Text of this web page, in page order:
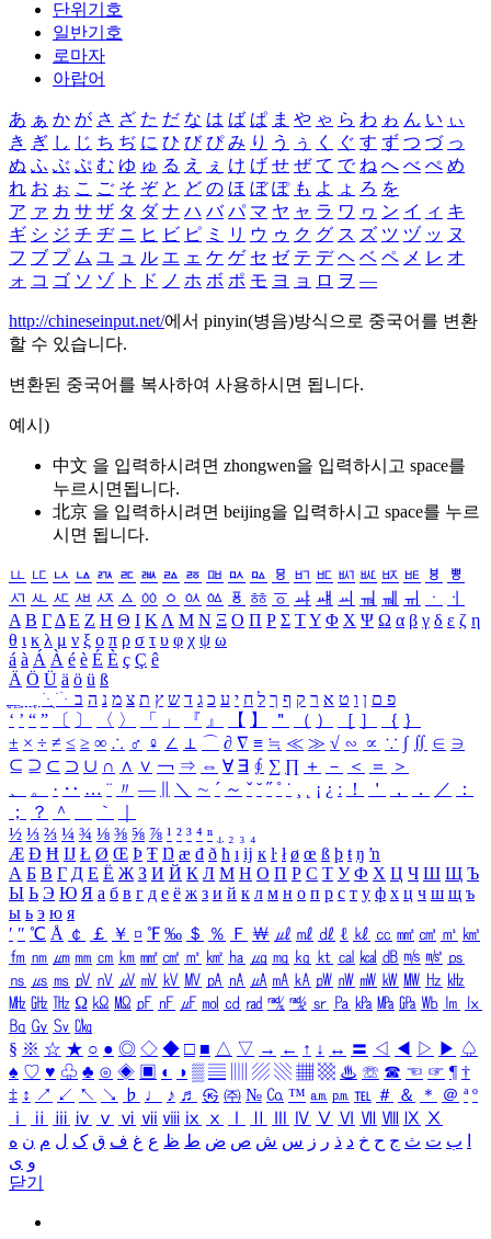
단위기호
일반기호
로마자
아랍어
あ ぁ か が さ ざ た だ な は ば ぱ ま や ゃ ら わ ゎ ん い ぃ
き ぎ し じ ち ぢ に ひ び ぴ み り う ぅ く ぐ す ず つ づ っ
ぬ ふ ぶ ぷ む ゆ ゅ る え ぇ け げ せ ぜ て で ね へ べ ぺ め
れ お ぉ こ ご そ ぞ と ど の ほ ぼ ぽ も よ ょ ろ を
ア ァ カ サ ザ タ ダ ナ ハ バ パ マ ヤ ャ ラ ワ ヮ ン イ ィ キ
ギ シ ジ チ ヂ ニ ヒ ビ ピ ミ リ ウ ゥ ク グ ス ズ ツ ヅ ッ ヌ
フ ブ プ ム ユ ュ ル エ ェ ケ ゲ セ ゼ テ デ ヘ ベ ペ メ レ オ
ォ コ ゴ ソ ゾ ト ド ノ ホ ボ ポ モ ヨ ョ ロ ヲ ―
http://chineseinput.net/에서 pinyin(병음)방식으로 중국어를 변환
할 수 있습니다.
변환된 중국어를 복사하여 사용하시면 됩니다.
예시)
中文 을 입력하시려면 zhongwen을 입력하시고 space를
누르시면됩니다.
北京 을 입력하시려면 beijing을 입력하시고 space를 누르
시면 됩니다.
ㅥ ㅦ ㅧ ㅨ ㅩ ㅪ ㅫ ㅬ ㅭ ㅮ ㅯ ㅰ ㅱ ㅲ ㅳ ㅴ ㅵ ㅶ ㅷ ㅸ
ㅹ
ㅺ ㅻ ㅼ ㅽ ㅾ ㅿ ㆀ ㆁ ㆂ ㆃ ㆄ ㆅ ㆆ ㆇ ㆈ ㆉ ㆊ ㆋ ㆌ ㆍ
ㆎ
Α Β ΓΔ Ε Ζ Η Θ Ι ΚΛ Μ Ν Ξ Ο Π Ρ Σ ΤΥ Φ Χ Ψ Ω α β γ δ ε ζ η
θ ι κ λ μ ν ξ ο π ρ σ τ υ φ χ ψ ω
á à Á À é è É È ç Ç ê
Ä Ö Ü ä ö ü ß
ִֶֹ ֻּ ׁׂ פ ם ן ו ט א ר ק ף ך ל ח י ע כ ג ד ש ץ ת צ מ נ ה ב
‘ ’ “ ” 〔 〕 〈 〉 「 」 『 』 【 】 ＂ （ ） ［ ］ ｛ ｝
± × ÷ ≠ ≤ ≥ ∞ ∴ ♂ ♀ ∠ ⊥ ⌒ ∂ ∇ ≡ ≒ ≪ ≫ √ ∽ ∝ ∵ ∫ ∬ ∈ ∋
⊆ ⊇ ⊂ ⊃ ∪ ∩ ∧ ∨ ￢ ⇒ ⇔ ∀ ∃ ∮ ∑ ∏ ＋ － ＜ ＝
＞
、
。 · ‥ … ¨ 〃 ― ＼ ∼ ´ ～ ˇ ˘ ˝ ˚ ˙ ¸ ¡ ¿ ː ！ ＇ ， ． ／
：
；
？ ＾ ｀
½ ⅓ ⅔ ¼ ¾ ⅛ ⅜ ⅝ ⅞ ¹ ² ³ ⁴ ⁿ ₁ ₂ ₃ ₄
Æ Ð Ħ Ĳ Ł Ø Œ Þ Ŧ Ŋ æ đ ð ħ ı ĳ ĸ ŀ ł ø œ ß þ ŧ ŋ ŉ
А Б В Г Д Е Ё Ж З И Й К Л М Н О П Р С Т У Ф Х Ц Ч Ш Щ Ъ
Ы Ь Э Ю Я а б в г д е ё ж з и й к л м н о п р с т у ф х ц ч ш щ ъ
ы ь э ю я
′ ″ ℃ Å ￠ ￡ ￥ ¤ ℉ ‰ ＄ ％ Ｆ ￦ ㎕ ㎖ ㎗ ℓ ㎘ ㏄ ㎣ ㎤ ㎥ ㎦
㎙ ㎚ ㎛ ㎜ ㎝ ㎞ ㎟ ㎠ ㎡ ㎢ ㏊ ㎍ ㎎ ㎏ ㏏ ㎈ ㎉ ㏈ ㎧ ㎨ ㎰
㎱ ㎲ ㎳ ㎴ ㎵ ㎶ ㎷ ㎸ ㎹ ㎀ ㎁ ㎂ ㎃ ㎄ ㎺ ㎻ ㎽ ㎾ ㎿ ㎐ ㎑
㎒ ㎓ ㎔ Ω ㏀ ㏁ ㎊ ㎋ ㎌ ㏖ ㏅ ㎭ ㎮ ㎯ ㏛ ㎩ ㎪ ㎫ ㎬ ㏝ ㏐
㏓
㏃ ㏉ ㏜ ㏆
§ ※ ☆ ★ ○ ● ◎ ◇ ◆ □ ■ △ ▽ → ← ↑ ↓ ↔ 〓 ◁ ◀ ▷ ▶ ♤
♠ ♡ ♥ ♧ ♣ ⊙ ◈ ▣ ◐ ◑ ▒ ▤ ▨ ▧ ▦ ▩ ♨ ☏ ☎ ☜ ☞ ¶ †
‡ ↕ ↗ ↙ ↖ ↘ ♭ ♩ ♪ ♬ ㉿ ㈜ № ㏇ ™ ㏂ ㏘ ℡ ＃ ＆ ＊ ＠ ª º
ⅰ
ⅱ ⅲ ⅳ ⅴ ⅵ ⅶ ⅷ ⅸ ⅹ Ⅳ Ⅴ Ⅵ Ⅶ Ⅷ Ⅸ Ⅹ
ب ت ث ج ح خ د ذ ر ز س ش ص ض ط ظ ع غ ف ق ک ل م ن ه
و ی
닫기